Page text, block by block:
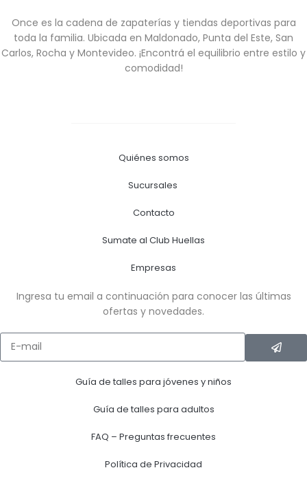
Once es la cadena de zapaterías y tiendas deportivas para
toda la familia. Ubicada en Maldonado, Punta del Este, San
Carlos, Rocha y Montevideo. ¡Encontrá el equilibrio entre estilo y
comodidad!
Quiénes somos
Sucursales
Contacto
Sumate al Club Huellas
Empresas
Ingresa tu email a continuación para conocer las últimas
ofertas y novedades.
Guía de talles para jóvenes y niños
Guía de talles para adultos
FAQ – Preguntas frecuentes
Política de Privacidad